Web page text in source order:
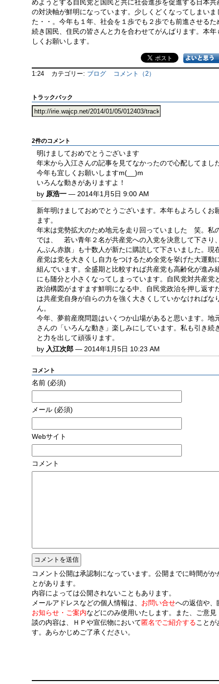
めようとする自民党と国民と共に社会進歩を促進する日本共
の対決軸が鮮明になっています。少しくどくなってしまいま
た・・。今年も１年、社会を１歩でも２歩でも前進させるた
続き国民、住民の皆さんと力を合わせてがんばります。本年
しくお願いします。
1:24 カテゴリー: ブログ コメント（2）
トラックバック
2件のコメント
明けましておめでとうございます
年末から入江さんの記事を見てなかったので心配してまし
今年も宜しくお願いしますm(__)m
いろんな動きがありますよ！
by 原浩一 — 2014年1月5日 9:00 AM
新年明けましておめでとうございます。本年もよろしくお
ます。
年末は党勢拡大のため地元を走り回っていました 笑。私
では、 若い青年２名が共産党への入党を決意して下さり
んぶん赤旗」も十数人が新たに購読して下さいました。現
産党は党を大きくし自力をつけるため全党を挙げた大運動
組んでいます。全盛期と比較すれば共産党も高齢化が進み
にも随分と小さくなってしまっています。自民党対共産党
政治構図がますます鮮明になる中、自民党政治を押し返す
は共産党自身が自らの力を強く大きくしていかなければな
ん。
今年、夢前産廃問題はいくつか山場があると思います。地
さんの「いろんな動き」楽しみにしています。私も引き続
と力を出して頑張ります。
by 入江次郎 — 2014年1月5日 10:23 AM
コメント
名前 (必須)
メール (必須)
Webサイト
コメント
コメント公開は承認制になっています。公開までに時間がか
とがあります。
内容によっては公開されないこともあります。
メールアドレスなどの個人情報は、 お問い合せへの返信や、
お知らせ・ご案内などにのみ使用いたします。また、ご意見
談の内容は、ＨＰや宣伝物において 匿名でご紹介することが
す。あらかじめご了承ください。